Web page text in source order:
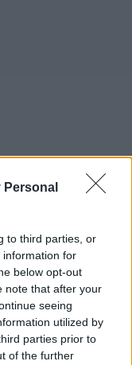
Personal
to third parties, or
information for
below opt-out
note that after your
seeing
utilized by
parties prior to
of the further
γιατί αξίζει να
και μάθετε